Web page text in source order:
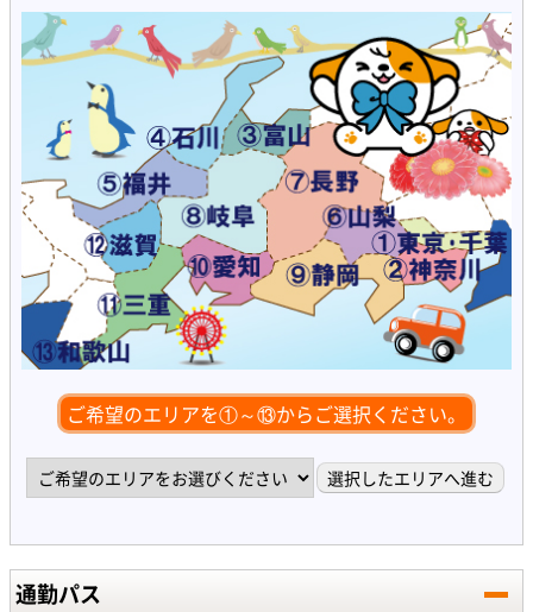
ご希望のエリアを①～⑬からご選択ください。
通勤パス